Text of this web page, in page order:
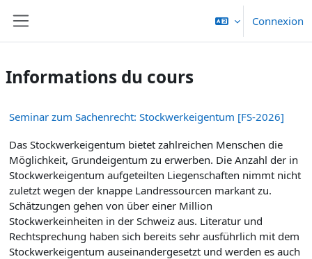
Connexion
Informations du cours
Seminar zum Sachenrecht: Stockwerkeigentum [FS-2026]
Das Stockwerkeigentum bietet zahlreichen Menschen die
Möglichkeit, Grundeigentum zu erwerben. Die Anzahl der in
Stockwerkeigentum aufgeteilten Liegenschaften nimmt nicht
zuletzt wegen der knappe Landressourcen markant zu.
Schätzungen gehen von über einer Million
Stockwerkeinheiten in der Schweiz aus. Literatur und
Rechtsprechung haben sich bereits sehr ausführlich mit dem
Stockwerkeigentum auseinandergesetzt und werden es auch